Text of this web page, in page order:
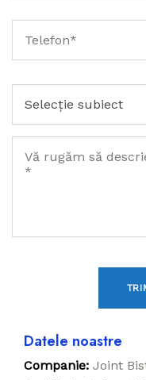
Selecție subiect
Datele noastre
Companie: Joint